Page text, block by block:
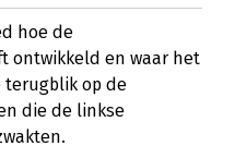
hoe de
ontwikkeld en waar het
terugblik op de
die de linkse